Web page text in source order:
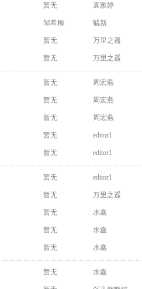
暂无 袁雅婷
邹希梅 毓新
暂无 万里之遥
暂无 万里之遥
暂无 周宏燕
暂无 周宏燕
暂无 周宏燕
暂无 editor1
暂无 editor1
暂无 editor1
暂无 万里之遥
暂无 水鑫
暂无 水鑫
暂无 水鑫
暂无 水鑫